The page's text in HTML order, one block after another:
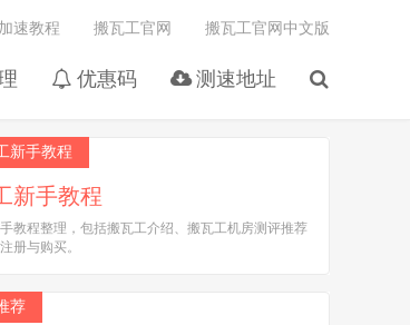
优惠码 测速地址
加速教程 搬瓦工官网 搬瓦工官网中文版
新手教程
新手教程
教程整理，包括搬瓦工介绍、搬瓦工机房测评推荐
册与购买。
荐